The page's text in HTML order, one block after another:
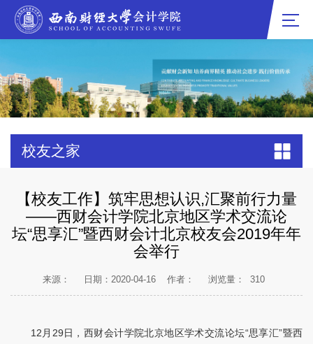
校友之家
【校友工作】筑牢思想认识,汇聚前行力量
——西财会计学院北京地区学术交流论
坛“思享汇”暨西财会计北京校友会2019年年
会举行
来源： 日期：2020-04-16 作者： 浏览量： 310
12月29日，西财会计学院北京地区学术交流论坛“思享汇”暨西